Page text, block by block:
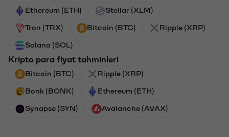
Ethereum (ETH) Stellar (XLM)
Tron (TRX) Bitcoin (BTC) Ripple (XRP)
Solana (SOL)
Kripto para fiyat tahminleri
Bitcoin (BTC) Ripple (XRP)
Bonk (BONK) Ethereum (ETH)
Synapse (SYN) Avalanche (AVAX)